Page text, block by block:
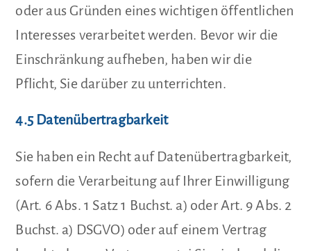
oder aus Gründen eines wichtigen öffentlichen
Interesses verarbeitet werden. Bevor wir die
Einschränkung aufheben, haben wir die
Pflicht, Sie darüber zu unterrichten.
4.5 Datenübertragbarkeit
Sie haben ein Recht auf Datenübertragbarkeit,
sofern die Verarbeitung auf Ihrer Einwilligung
(Art. 6 Abs. 1 Satz 1 Buchst. a) oder Art. 9 Abs. 2
Buchst. a) DSGVO) oder auf einem Vertrag